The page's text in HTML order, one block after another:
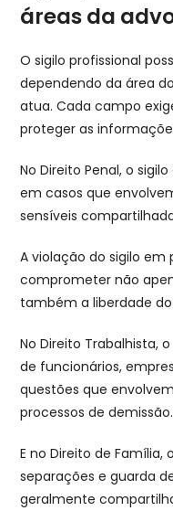
áreas da
O sigilo profissional
dependendo da área
atua. Cada campo
proteger as
No Direito Penal, o
em casos que
sensíveis
A violação do sigilo em
comprometer não
também a liberdade
No Direito Trabalhista,
de funcionários,
questões que
processos de demissão.
E no Direito de
separações e guarda
geralmente